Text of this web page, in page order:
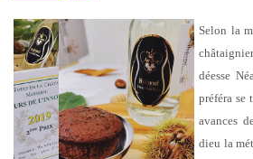
Selon la
déesse
préféra se
avances
dieu la